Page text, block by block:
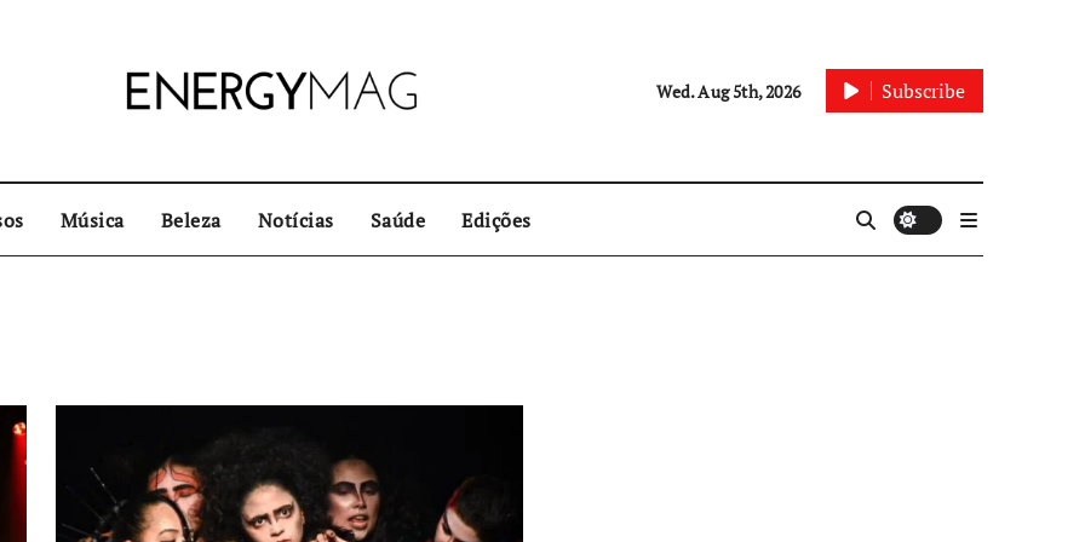
Wed. Aug 5th, 2026 Subscribe
Música Beleza Notícias Saúde Edições